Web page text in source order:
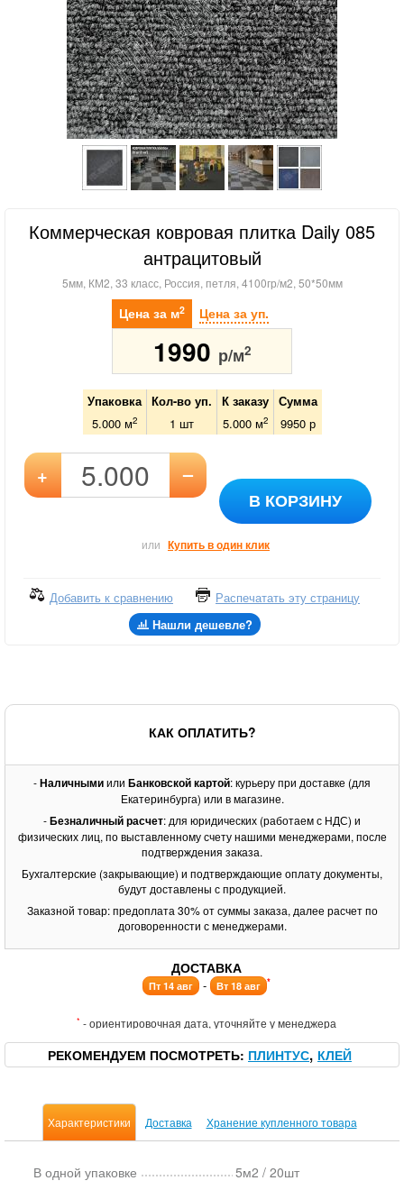
Коммерческая ковровая плитка Daily 085
антрацитовый
5мм, КМ2, 33 класс, Россия, петля, 4100гр/м2, 50*50мм
Цена за м2 Цена за уп.
1990 р/м2
Упаковка Кол-во уп. К заказу
Сумма
5.000 м2 1 шт 5.000м2 9950р
+ –
В КОРЗИНУ
или Купить в один клик
Добавить к сравнению
Распечатать эту страницу
Нашли дешевле?
КАК ОПЛАТИТЬ?
-Наличнымиили Банковской картой: курьеру при доставке (для
Екатеринбурга) или в магазине.
-Безналичный расчет: для юридических (работаем с НДС) и
физических лиц, по выставленному счету нашими менеджерами, после
подтверждения заказа.
Бухгалтерские (закрывающие) и подтверждающие оплату документы,
будут доставлены с продукцией.
Заказной товар: предоплата 30% от суммы заказа, далее расчет по
договоренности с менеджерами.
ДОСТАВКА
Пт 14 авг - Вт 18 авг *
* - ориентировочная дата, уточняйте у менеджера
РЕКОМЕНДУЕМ ПОСМОТРЕТЬ ПЛИНТУС КЛЕЙ
Характеристики Доставка Хранение купленного товара
В одной упаковке
5м2 / 20шт